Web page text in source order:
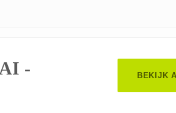
BEKIJK
-